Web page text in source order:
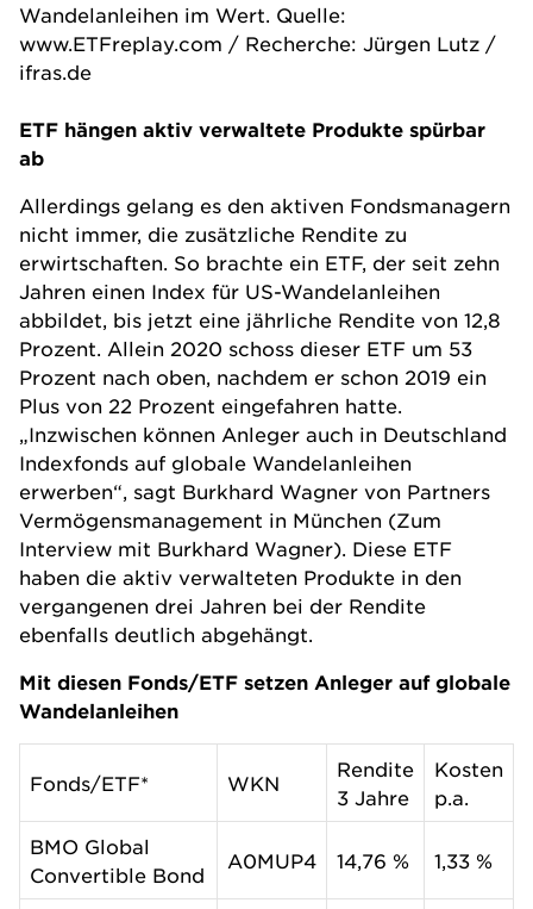
Wandelanleihen im Wert. Quelle:
www.ETFreplay.com / Recherche: Jürgen Lutz /
ifras.de
ETF hängen aktiv verwaltete Produkte spürbar
ab
Allerdings gelang es den aktiven Fondsmanagern
nicht immer, die zusätzliche Rendite zu
erwirtschaften. So brachte ein ETF, der seit zehn
Jahren einen Index für US-Wandelanleihen
abbildet, bis jetzt eine jährliche Rendite von 12,8
Prozent. Allein 2020 schoss dieser ETF um 53
Prozent nach oben, nachdem er schon 2019 ein
Plus von 22 Prozent eingefahren hatte.
„Inzwischen können Anleger auch in Deutschland
Indexfonds auf globale Wandelanleihen
erwerben“, sagt Burkhard Wagner von Partners
Vermögensmanagement in München (Zum
Interview mit Burkhard Wagner). Diese ETF
haben die aktiv verwalteten Produkte in den
vergangenen drei Jahren bei der Rendite
ebenfalls deutlich abgehängt.
Mit diesen Fonds/ETF setzen Anleger auf globale
Wandelanleihen
Fonds/ETF* WKN
Rendite
3 Jahre
Kosten
p.a.
BMO Global
Convertible Bond
A0MUP4 14,76 % 1,33 %